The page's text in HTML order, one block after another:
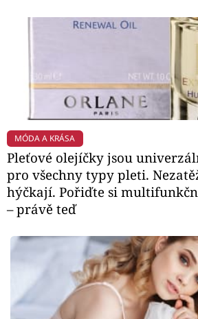
MÓDA A KRÁSA
Pleťové olejíčky jsou
pro všechny typy pleti.
hýčkají. Pořiďte si
– právě teď